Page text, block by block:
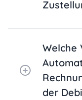
Welche
der